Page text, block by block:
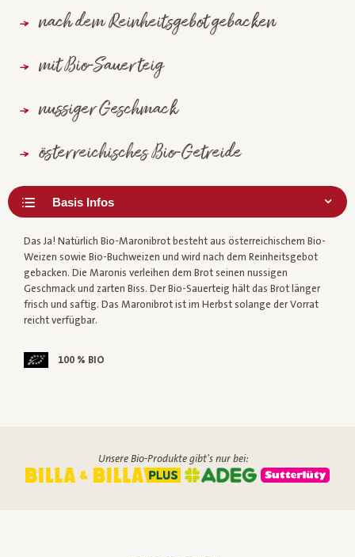
nach dem Reinheitsgebot gebacken
mit Bio-Sauerteig
nussiger Geschmack
österreichisches Bio-Getreide
Das Ja! Natürlich Bio-Maronibrot besteht aus österreichischem Bio-
Weizen sowie Bio-Buchweizen und wird nach dem Reinheitsgebot
gebacken. Die Maronis verleihen dem Brot seinen nussigen
Geschmack und zarten Biss. Der Bio-Sauerteig hält das Brot länger
frisch und saftig. Das Maronibrot ist im Herbst solange der Vorrat
reicht verfügbar.
100 % BIO
Unsere Bio-Produkte gibt's nur bei: